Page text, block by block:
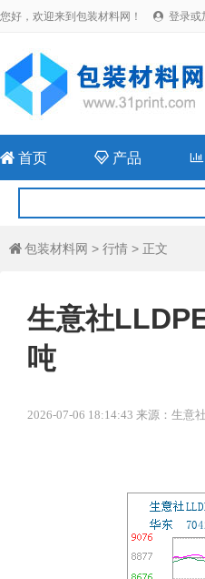
您好，欢迎来到包装材料网！  登录或
 首页  产品 
 包装材料网 > 行情 > 正文
生意社
吨
2026-07-06 18:14:43 来源：生意社